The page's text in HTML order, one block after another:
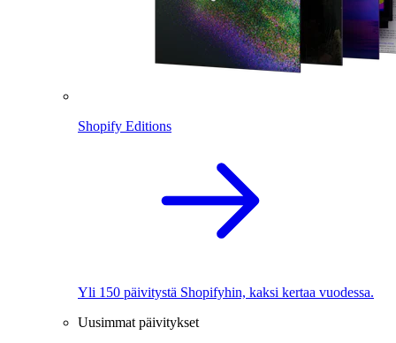
Shopify Editions
Yli 150 päivitystä Shopifyhin, kaksi kertaa vuodessa.
Uusimmat päivitykset